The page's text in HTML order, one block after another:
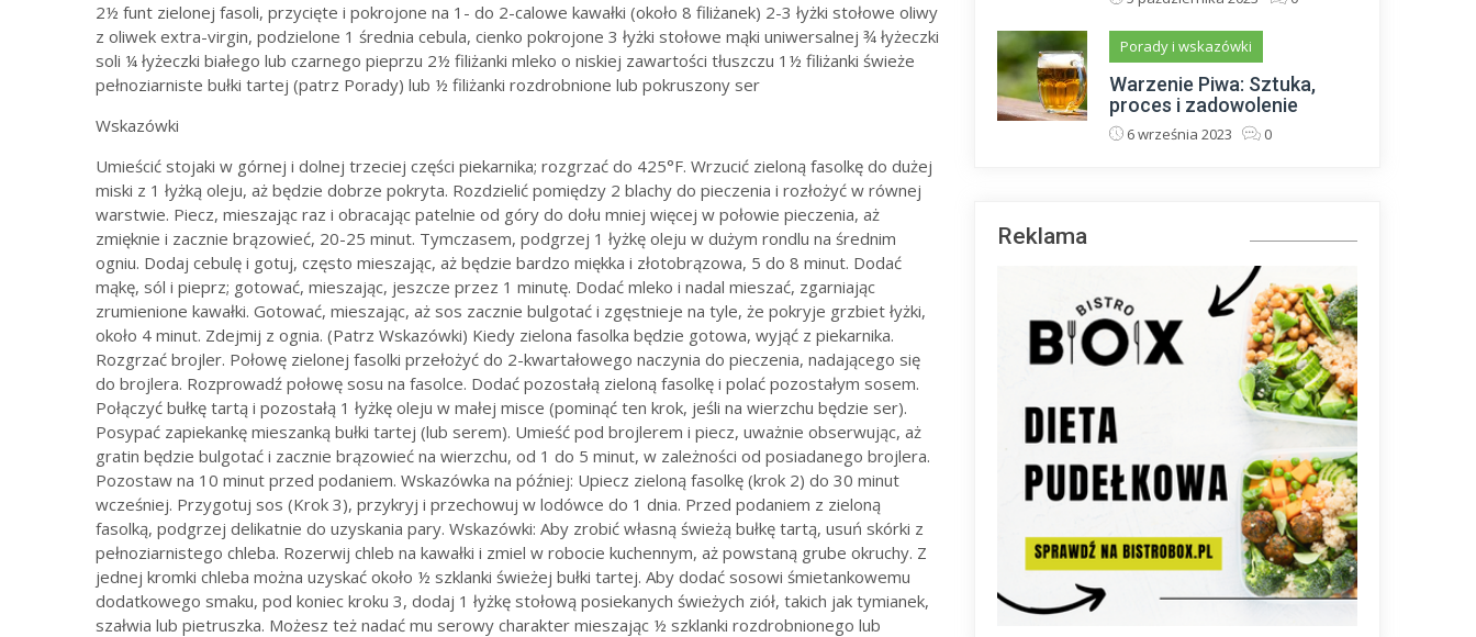
2½ funt zielonej fasoli, przycięte i pokrojone na 1- do 2-calowe kawałki (około 8 filiżanek) 2-3 łyżki stołowe oliwy
z oliwek extra-virgin, podzielone 1 średnia cebula, cienko pokrojone 3 łyżki stołowe mąki uniwersalnej ¾ łyżeczki
soli ¼ łyżeczki białego lub czarnego pieprzu 2½ filiżanki mleko o niskiej zawartości tłuszczu 1½ filiżanki świeże
pełnoziarniste bułki tartej (patrz Porady) lub ½ filiżanki rozdrobnione lub pokruszony ser
Wskazówki
Umieścić stojaki w górnej i dolnej trzeciej części piekarnika; rozgrzać do 425°F. Wrzucić zieloną fasolkę do dużej
miski z 1 łyżką oleju, aż będzie dobrze pokryta. Rozdzielić pomiędzy 2 blachy do pieczenia i rozłożyć w równej
warstwie. Piecz, mieszając raz i obracając patelnie od góry do dołu mniej więcej w połowie pieczenia, aż
zmięknie i zacznie brązowieć, 20-25 minut. Tymczasem, podgrzej 1 łyżkę oleju w dużym rondlu na średnim
ogniu. Dodaj cebulę i gotuj, często mieszając, aż będzie bardzo miękka i złotobrązowa, 5 do 8 minut. Dodać
mąkę, sól i pieprz; gotować, mieszając, jeszcze przez 1 minutę. Dodać mleko i nadal mieszać, zgarniając
zrumienione kawałki. Gotować, mieszając, aż sos zacznie bulgotać i zgęstnieje na tyle, że pokryje grzbiet łyżki,
około 4 minut. Zdejmij z ognia. (Patrz Wskazówki) Kiedy zielona fasolka będzie gotowa, wyjąć z piekarnika.
Rozgrzać brojler. Połowę zielonej fasolki przełożyć do 2-kwartałowego naczynia do pieczenia, nadającego się
do brojlera. Rozprowadź połowę sosu na fasolce. Dodać pozostałą zieloną fasolkę i polać pozostałym sosem.
Połączyć bułkę tartą i pozostałą 1 łyżkę oleju w małej misce (pominąć ten krok, jeśli na wierzchu będzie ser).
Posypać zapiekankę mieszanką bułki tartej (lub serem). Umieść pod brojlerem i piecz, uważnie obserwując, aż
gratin będzie bulgotać i zacznie brązowieć na wierzchu, od 1 do 5 minut, w zależności od posiadanego brojlera.
Pozostaw na 10 minut przed podaniem. Wskazówka na później: Upiecz zieloną fasolkę (krok 2) do 30 minut
wcześniej. Przygotuj sos (Krok 3), przykryj i przechowuj w lodówce do 1 dnia. Przed podaniem z zieloną
fasolką, podgrzej delikatnie do uzyskania pary. Wskazówki: Aby zrobić własną świeżą bułkę tartą, usuń skórki z
pełnoziarnistego chleba. Rozerwij chleb na kawałki i zmiel w robocie kuchennym, aż powstaną grube okruchy. Z
jednej kromki chleba można uzyskać około ½ szklanki świeżej bułki tartej. Aby dodać sosowi śmietankowemu
dodatkowego smaku, pod koniec kroku 3, dodaj 1 łyżkę stołową posiekanych świeżych ziół, takich jak tymianek,
szałwia lub pietruszka. Możesz też nadać mu serowy charakter mieszając ½ szklanki rozdrobnionego lub
Porady i wskazówki
Warzenie Piwa: Sztuka,
proces i zadowolenie
6 września 2023 0
Reklama